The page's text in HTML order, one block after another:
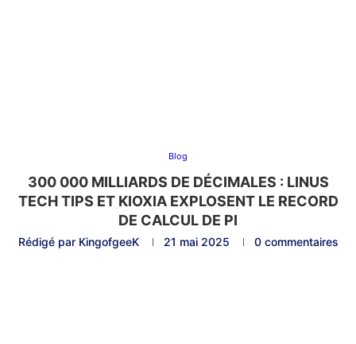
Blog
300 000 MILLIARDS DE DÉCIMALES : LINUS
TECH TIPS ET KIOXIA EXPLOSENT LE RECORD
DE CALCUL DE PI
Rédigé par KingofgeeK 21 mai 2025 0 commentaires